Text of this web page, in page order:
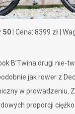
50| Cena: 8399 zł |
B’Twina drugi nie-
jak rower z
w prowadzeniu.
proporcji